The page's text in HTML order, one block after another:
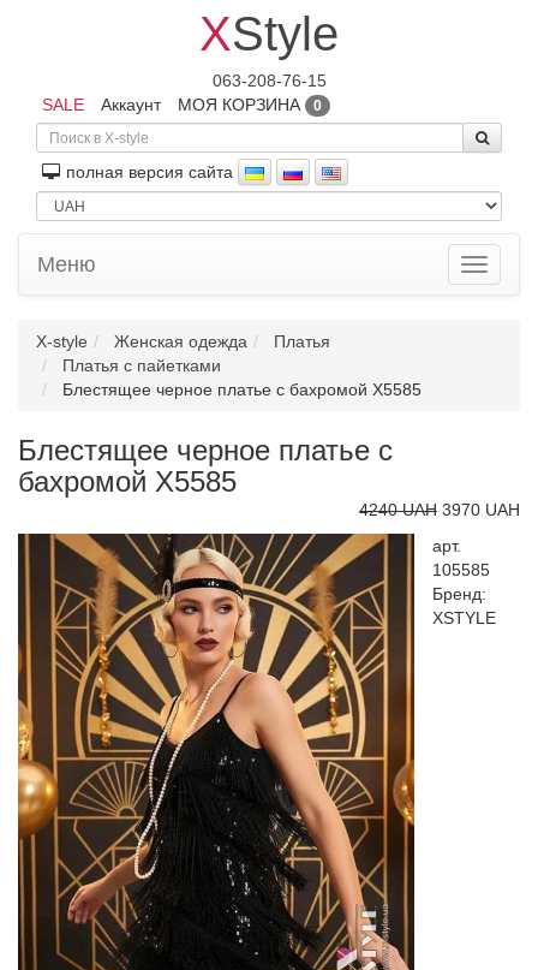
XStyle
063-208-76-15
SALE
Аккаунт МОЯ КОРЗИНА 0
полная версия сайта
Toggle
Меню
X-style Женская одежда
Платья
Платья с пайетками
Блестящее черное платье с бахромой X5585
Блестящее черное платье с
бахромой X5585
4240 UAH 3970 UAH
арт.
105585
Бренд:
XSTYLE